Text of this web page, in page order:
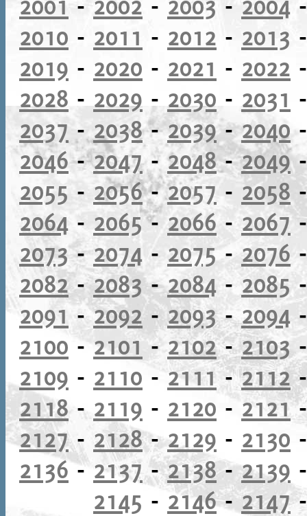
2010 - 2011 - 2012 - 2013
2019 - 2020 - 2021 - 2022
2028 - 2029 - 2030 - 2031
2037 - 2038-2039-2040
2046-2047- 2048-2049
2055 - 2056-2057 - 2058
2064 - 2065-2066-2067
2073-2074 - 2075-2076
2082-2083-2084-2085
2091 -2092-2093-2094
2100 -2101-2102-2103
2109 - 2110 -2111-2112
2118- 2119 - 2120 - 2121
2127- 2128-2129 - 2130
2136- 2137-2138-2139
2145 - 2146-2147